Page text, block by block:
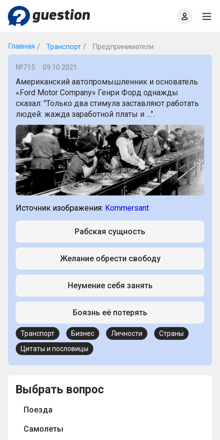
Главная Транспорт Предприниматели
№715 09.10.2021
Американский автопромышленник и основатель
«Ford Motor Company» Генри Форд однажды
сказал: "Только два стимула заставляют работать
людей: жажда заработной платы и …".
Источник изображения: Kommersant
Рабская сущность
Желание обрести свободу
Неумение себя занять
Боязнь её потерять
Транспорт Бизнес Личности
Страны
Цитаты и пословицы
Выбрать вопрос
Поезда
Самолеты